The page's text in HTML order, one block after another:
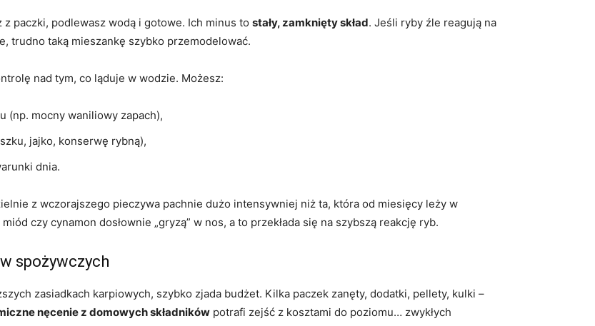
paczki, podlewasz wodą i gotowe. Ich minus to stały, zamknięty skład. Jeśli ryby źle reagują na
trudno taką mieszankę szybko przemodelować.
nad tym, co ląduje w wodzie. Możesz:
(np. mocny waniliowy zapach),
jajko, konserwę rybną),
dnia.
z wczorajszego pieczywa pachnie dużo intensywniej niż ta, która od miesięcy leży w
czy cynamon dosłownie „gryzą” w nos, a to przekłada się na szybszą reakcję ryb.
spożywczych
zasiadkach karpiowych, szybko zjada budżet. Kilka paczek zanęty, dodatki, pellety, kulki –
nęcenie z domowych składników potrafi zejść z kosztami do poziomu… zwykłych